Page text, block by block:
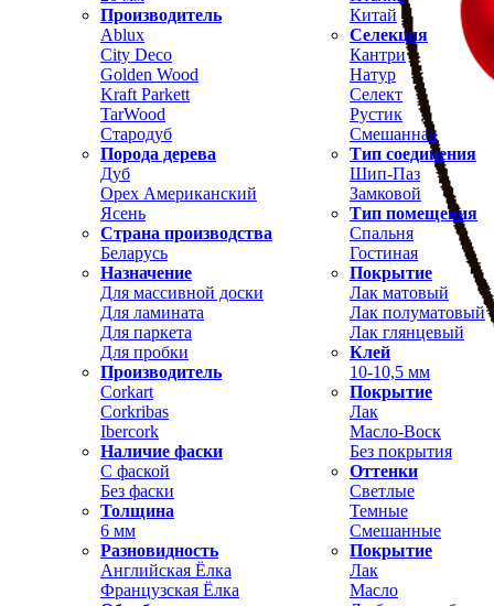
Производитель
Ablux
City Deco
Golden Wood
Kraft Parkett
TarWood
Стародуб
Порода дерева
Дуб
Орех Американский
Ясень
Страна производства
Беларусь
Китай
Селекция
Кантри
Натур
Селект
Рустик
Смешанная
Тип соединения
Шип-Паз
Замковой
Тип помещения
Спальня
Гостиная
Назначение
Для массивной доски
Для ламината
Для паркета
Для пробки
Покрытие
Лак матовый
Лак полуматовый
Лак глянцевый
Клей
Производитель
Corkart
Corkribas
Ibercork
Наличие фаски
С фаской
Без фаски
Толщина
6 мм
10-10,5 мм
Покрытие
Лак
Масло-Воск
Без покрытия
Оттенки
Светлые
Темные
Смешанные
Разновидность
Английская Ёлка
Французская Ёлка
Покрытие
Лак
Масло